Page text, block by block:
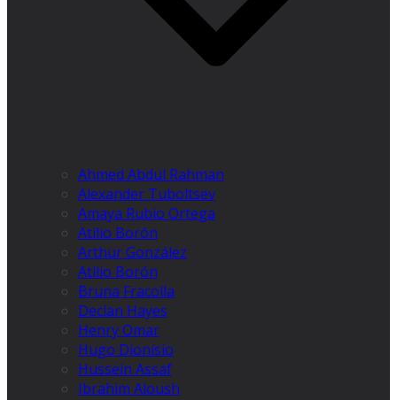
Ahmed Abdul Rahman
Alexander Tuboltsev
Amaya Rubio Ortega
Atilio Borón
Arthur González
Atilio Borón
Bruna Fracolla
Declan Hayes
Henry Omar
Hugo Dionísio
Hussein Assaf
Ibrahim Aloush